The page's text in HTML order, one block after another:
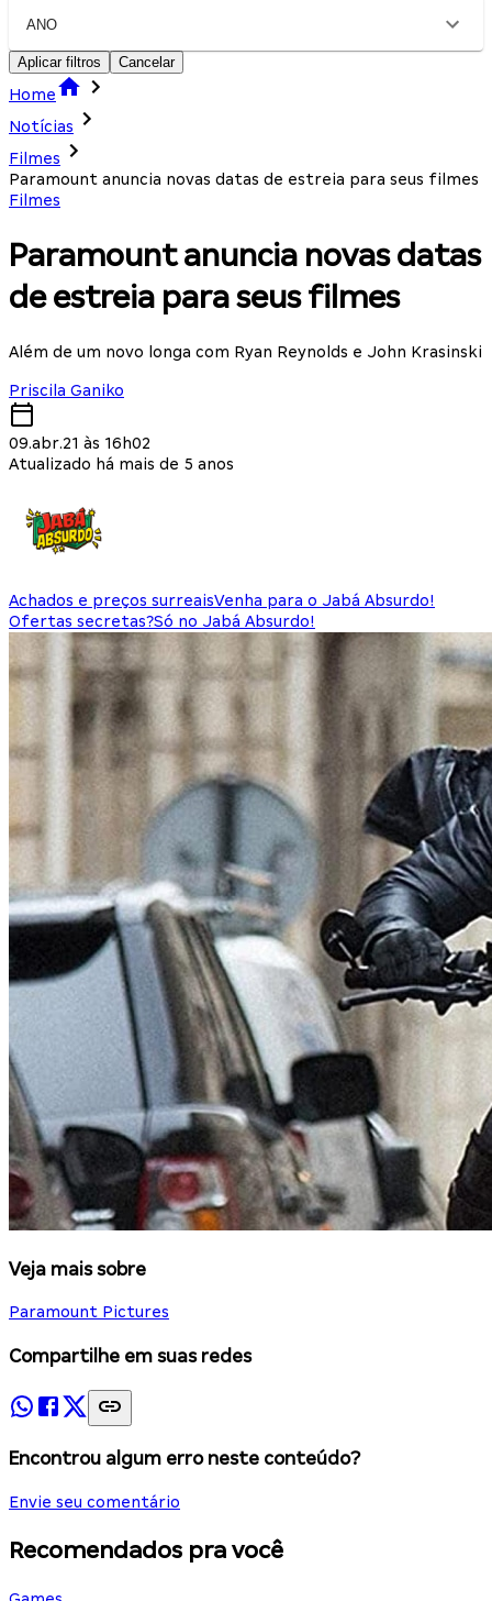
ANO
Aplicar filtros Cancelar
Home
Notícias
Filmes
Paramount anuncia novas datas de estreia para seus filmes
Filmes
Paramount anuncia novas datas
de estreia para seus filmes
Além de um novo longa com Ryan Reynolds e John Krasinski
Priscila Ganiko
09.abr.21 às 16h02
Atualizado há mais de 5 anos
Achados e preços surreaisVenha para o Jabá Absurdo!
Ofertas secretas?Só no Jabá Absurdo!
Veja mais sobre
Paramount Pictures
Compartilhe em suas redes
Encontrou algum erro neste conteúdo?
Envie seu comentário
Recomendados pra você